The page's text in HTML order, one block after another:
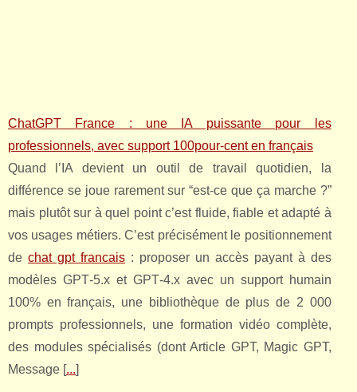
ChatGPT France : une IA puissante pour les
professionnels, avec support 100pour-cent en français
Quand l’IA devient un outil de travail quotidien, la
différence se joue rarement sur “est-ce que ça marche ?”
mais plutôt sur à quel point c’est fluide, fiable et adapté à
vos usages métiers. C’est précisément le positionnement
de chat gpt francais: proposer un accès payant à des
modèles GPT‑5.x et GPT‑4.x avec un support humain
100% en français, une bibliothèque de plus de 2 000
prompts professionnels, une formation vidéo complète,
des modules spécialisés (dont Article GPT, Magic GPT,
Message [...]